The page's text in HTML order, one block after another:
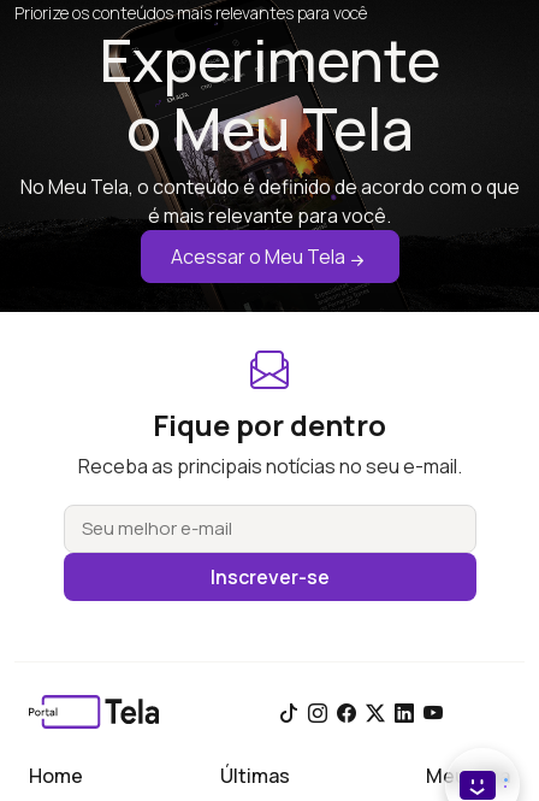
Priorize os conteúdos mais relevantes para você
Experimente
o Meu Tela
No Meu Tela, o conteúdo é definido de acordo com o que
é mais relevante para você.
Acessar o Meu Tela
Fique por dentro
Receba as principais notícias no seu e-mail.
Inscrever-se
Home Últimas Meu Tela